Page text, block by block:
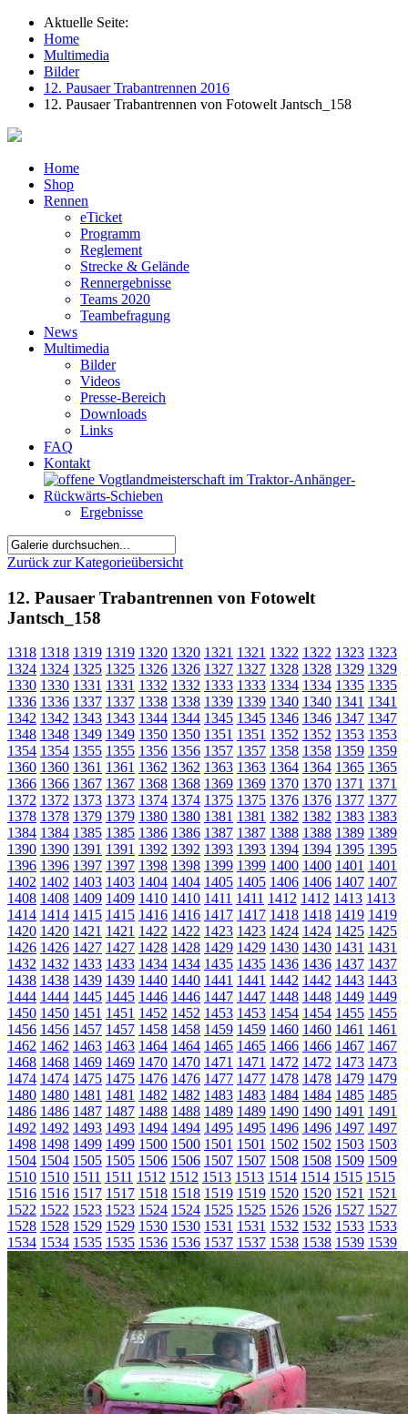
Aktuelle Seite:
Home
Multimedia
Bilder
12. Pausaer Trabantrennen 2016
12. Pausaer Trabantrennen von Fotowelt Jantsch_158
Home
Shop
Rennen
eTicket
Programm
Reglement
Strecke & Gelände
Rennergebnisse
Teams 2020
Teambefragung
News
Multimedia
Bilder
Videos
Presse-Bereich
Downloads
Links
FAQ
Kontakt
Ergebnisse
Zurück zur Kategorieübersicht
12. Pausaer Trabantrennen von Fotowelt
Jantsch_158
1318 1318 1319 1319 1320 1320 1321 1321 1322 1322 1323 1323
1324 1324 1325 1325 1326 1326 1327 1327 1328 1328 1329 1329
1330 1330 1331 1331 1332 1332 1333 1333 1334 1334 1335 1335
1336 1336 1337 1337 1338 1338 1339 1339 1340 1340 1341 1341
1342 1342 1343 1343 1344 1344 1345 1345 1346 1346 1347 1347
1348 1348 1349 1349 1350 1350 1351 1351 1352 1352 1353 1353
1354 1354 1355 1355 1356 1356 1357 1357 1358 1358 1359 1359
1360 1360 1361 1361 1362 1362 1363 1363 1364 1364 1365 1365
1366 1366 1367 1367 1368 1368 1369 1369 1370 1370 1371 1371
1372 1372 1373 1373 1374 1374 1375 1375 1376 1376 1377 1377
1378 1378 1379 1379 1380 1380 1381 1381 1382 1382 1383 1383
1384 1384 1385 1385 1386 1386 1387 1387 1388 1388 1389 1389
1390 1390 1391 1391 1392 1392 1393 1393 1394 1394 1395 1395
1396 1396 1397 1397 1398 1398 1399 1399 1400 1400 1401 1401
1402 1402 1403 1403 1404 1404 1405 1405 1406 1406 1407 1407
1408 1408 1409 1409 1410 1410 1411 1411 1412 1412 1413 1413
1414 1414 1415 1415 1416 1416 1417 1417 1418 1418 1419 1419
1420 1420 1421 1421 1422 1422 1423 1423 1424 1424 1425 1425
1426 1426 1427 1427 1428 1428 1429 1429 1430 1430 1431 1431
1432 1432 1433 1433 1434 1434 1435 1435 1436 1436 1437 1437
1438 1438 1439 1439 1440 1440 1441 1441 1442 1442 1443 1443
1444 1444 1445 1445 1446 1446 1447 1447 1448 1448 1449 1449
1450 1450 1451 1451 1452 1452 1453 1453 1454 1454 1455 1455
1456 1456 1457 1457 1458 1458 1459 1459 1460 1460 1461 1461
1462 1462 1463 1463 1464 1464 1465 1465 1466 1466 1467 1467
1468 1468 1469 1469 1470 1470 1471 1471 1472 1472 1473 1473
1474 1474 1475 1475 1476 1476 1477 1477 1478 1478 1479 1479
1480 1480 1481 1481 1482 1482 1483 1483 1484 1484 1485 1485
1486 1486 1487 1487 1488 1488 1489 1489 1490 1490 1491 1491
1492 1492 1493 1493 1494 1494 1495 1495 1496 1496 1497 1497
1498 1498 1499 1499 1500 1500 1501 1501 1502 1502 1503 1503
1504 1504 1505 1505 1506 1506 1507 1507 1508 1508 1509 1509
1510 1510 1511 1511 1512 1512 1513 1513 1514 1514 1515 1515
1516 1516 1517 1517 1518 1518 1519 1519 1520 1520 1521 1521
1522 1522 1523 1523 1524 1524 1525 1525 1526 1526 1527 1527
1528 1528 1529 1529 1530 1530 1531 1531 1532 1532 1533 1533
1534 1534 1535 1535 1536 1536 1537 1537 1538 1538 1539 1539